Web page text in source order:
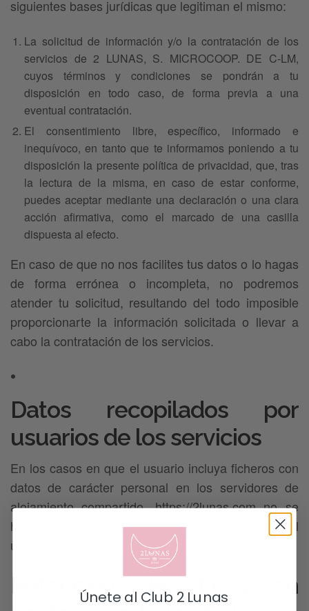
siguientes bases jurídicas que legitiman el mismo:
La solicitud de información y/o la contratación de los
servicios de 2 LUNAS, S. MICROCOOP. DE C-LM,
cuyos términos y condiciones se pondrán a tu
disposición en todo caso, de forma previa a una
eventual contratación.
El consentimiento libre, específico, informado e
inequívoco, en tanto que te informamos poniendo a tu
disposición la presente política de privacidad, que, tras
la lectura de la misma, en caso de estar conforme,
puedes aceptar mediante una declaración o una clara
acción afirmativa, como el marcado de una casilla
dispuesta al efecto.
En caso de que no nos facilites tus datos o lo hagas
de forma errónea o incompleta, no podremos
atender tu solicitud, resultando del todo imposible
proporcionarte la información solicitada o llevar a
cabo la contratación de los servicios.
Datos recopilados por
usuarios de los servicios
En los casos en que el usuario incluya ficheros con
datos de carácter personal en los servidores de
alojamiento compartido, https://2lunas.com no se
hace responsable del incumplimiento por parte del
usuario del RGPD.
Retención de datos en
Únete al Club 2 Lunas